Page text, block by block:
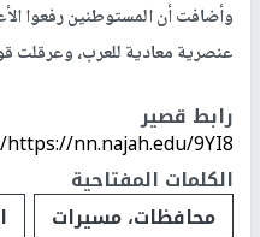
وأضافت أن المستوطنين رفعوا
عنصرية معادية للعرب، وعرقلت
رابط قصير
https://nn.najah.edu/9YI8/
الكلمات المفتاحية
محافظات، مسيرات